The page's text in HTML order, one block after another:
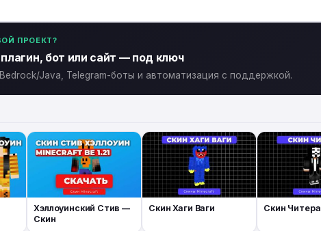
ПРОЕКТ?
бот или сайт — под ключ
Java, Telegram-боты и автоматизация с поддержкой.
Хэллоуинский Стив —
Скин
Скин Хаги Ваги Скин Читера